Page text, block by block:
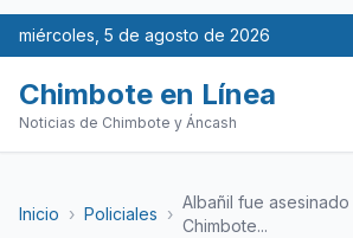
miércoles, 5 de agosto de 2026
Chimbote en Línea
Noticias de Chimbote y Áncash
Inicio › Policiales ›
Albañil fue
Chimbote...